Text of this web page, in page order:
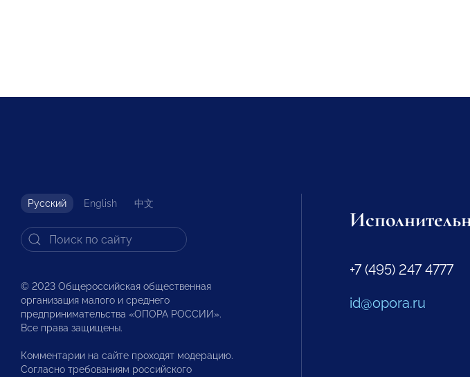
Русский English 中文
© 2023 Общероссийская общественная
организация малого и среднего
предпринимательства «ОПОРА РОССИИ».
Все права защищены.
Комментарии на сайте проходят модерацию.
Согласно требованиям российского
+7 (495) 247 4777
id@opora.ru